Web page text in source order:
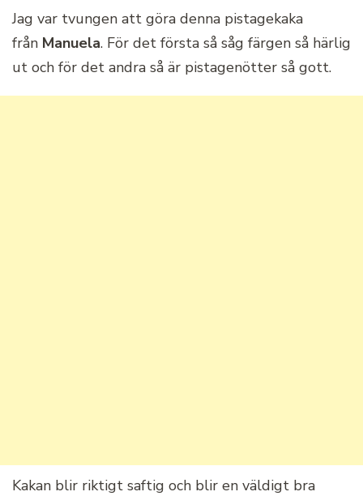
Jag var tvungen att göra denna pistagekaka
från Manuela. För det första så såg färgen så härlig
ut och för det andra så är pistagenötter så gott.
Kakan blir riktigt saftig och blir en väldigt bra